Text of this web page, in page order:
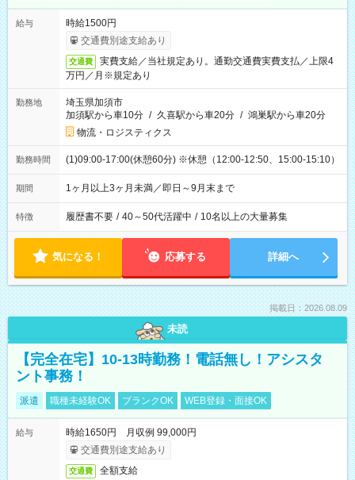
給与
時給1500円
交通費別途支給あり
交通費
実費支給／当社規定あり。通勤交通費実費支払／上限4
万円／月※規定あり
勤務地
埼玉県加須市
加須駅から車10分 / 久喜駅から車20分 / 鴻巣駅から車20分
物流・ロジスティクス
勤務時間 (1)09:00-17:00(休憩60分) ※休憩（12:00-12:50、15:00-15:10）
期間 1ヶ月以上3ヶ月未満／即日～9月末まで
特徴 履歴書不要 / 40～50代活躍中 / 10名以上の大量募集
気になる！ 応募する 詳細へ
掲載日：2026.08.09
未読
【完全在宅】10-13時勤務！電話無し！アシスタ
ント事務！
派遣 職種未経験OK ブランクOK WEB登録・面接OK
給与
時給1650円 月収例 99,000円
交通費別途支給あり
交通費 全額支給